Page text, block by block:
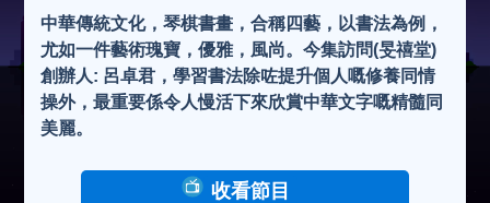
中華傳統文化，琴棋書畫，合稱四藝，以書法為例，
尤如一件藝術瑰寶，優雅，風尚。今集訪問(旻禧堂)
創辦人: 呂卓君，學習書法除咗提升個人嘅修養同情
操外，最重要係令人慢活下來欣賞中華文字嘅精髓同
美麗。
收看節目